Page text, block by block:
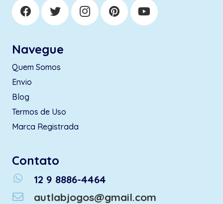
Navegue
Quem Somos
Envio
Blog
Termos de Uso
Marca Registrada
Contato
whatsapp
12 9 8886-4464
autlabjogos@gmail.com